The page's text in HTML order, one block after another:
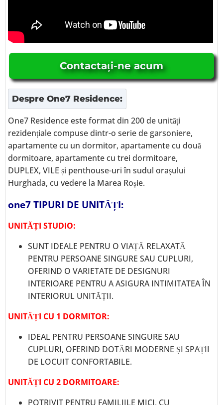
Contactați-ne acum
Despre One7 Residence:
One7 Residence este format din 200 de unități
rezidențiale compuse dintr-o serie de garsoniere,
apartamente cu un dormitor, apartamente cu două
dormitoare, apartamente cu trei dormitoare,
DUPLEX, VILE și penthouse-uri în sudul orașului
Hurghada, cu vedere la Marea Roșie.
one7 TIPURI DE UNITĂȚI:
UNITĂȚI STUDIO:
SUNT IDEALE PENTRU O VIAȚĂ RELAXATĂ
PENTRU PERSOANE SINGURE SAU CUPLURI,
OFERIND O VARIETATE DE DESIGNURI
INTERIOARE PENTRU A ASIGURA INTIMITATEA ÎN
INTERIORUL UNITĂȚII.
UNITĂȚI CU 1 DORMITOR:
IDEAL PENTRU PERSOANE SINGURE SAU
CUPLURI, OFERIND DOTĂRI MODERNE ȘI SPAȚII
DE LOCUIT CONFORTABILE.
UNITĂȚI CU 2 DORMITOARE:
POTRIVIT PENTRU FAMILIILE MICI, CU